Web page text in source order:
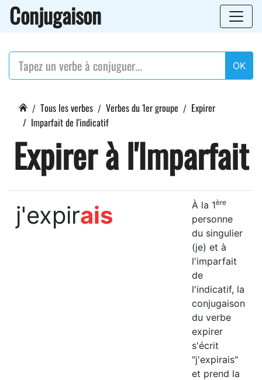
Conjugaison
OK
Tous les verbes Verbes du 1er groupe
Expirer
Imparfait de l'indicatif
Expirer à l'Imparfait
j'expirais À la 1ère
personne
du singulier
(je) et à
l'imparfait
de
l'indicatif, la
conjugaison
du verbe
expirer
s'écrit
"j'expirais"
et prend la